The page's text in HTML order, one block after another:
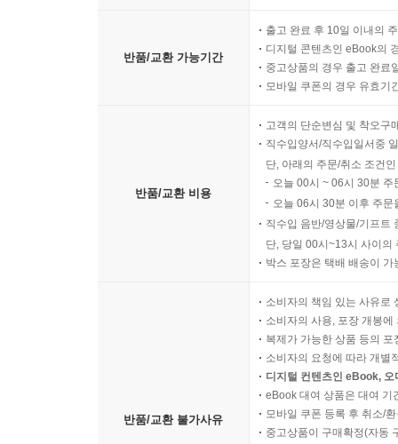
반품/교환 가능기간
출고 완료 후 10일 이내의
디지털 콘텐츠인 eBook의
중고상품의 경우 출고 완료
모바일 쿠폰의 경우 유효기
반품/교환 비용
고객의 단순변심 및 착오구
직수입양서/직수입일서중
단, 아래의 주문/취소 조건
오늘 00시 ~ 06시 30분
오늘 06시 30분 이후 주
직수입 음반/영상물/기프트
단, 당일 00시~13시 사이의
박스 포장은 택배 배송이
반품/교환 불가사유
소비자의 책임 있는 사유로
소비자의 사용, 포장 개봉
복제가 가능한 상품 등의
소비자의 요청에 따라 개별
디지털 컨텐츠인 eBook,
eBook 대여 상품은 대여 기
모바일 쿠폰 등록 후 취소/
중고상품이 구매확정(자동